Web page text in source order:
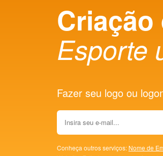
Criação
Esporte
Fazer seu logo ou
Conheça outros serviços: Nome de